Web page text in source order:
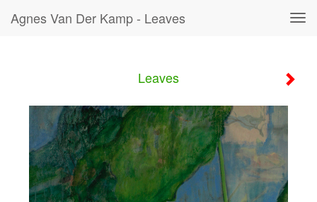
Agnes Van Der Kamp - Leaves
Leaves